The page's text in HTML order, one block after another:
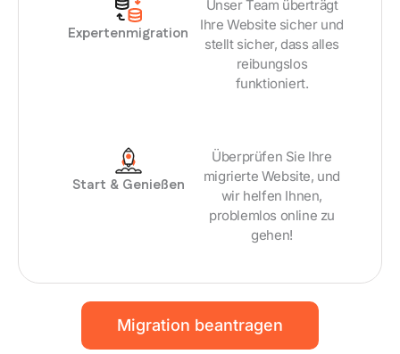
Expertenmigration
Unser Team überträgt
Ihre Website sicher und
stellt sicher, dass alles
reibungslos
funktioniert.
Start & Genießen
Überprüfen Sie Ihre
migrierte Website, und
wir helfen Ihnen,
problemlos online zu
gehen!
Migration beantragen